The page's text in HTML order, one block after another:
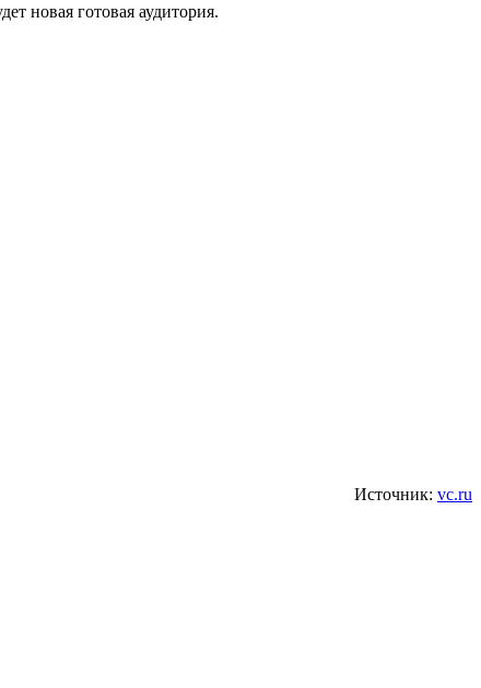
новая готовая аудитория.
Источник: vc.ru